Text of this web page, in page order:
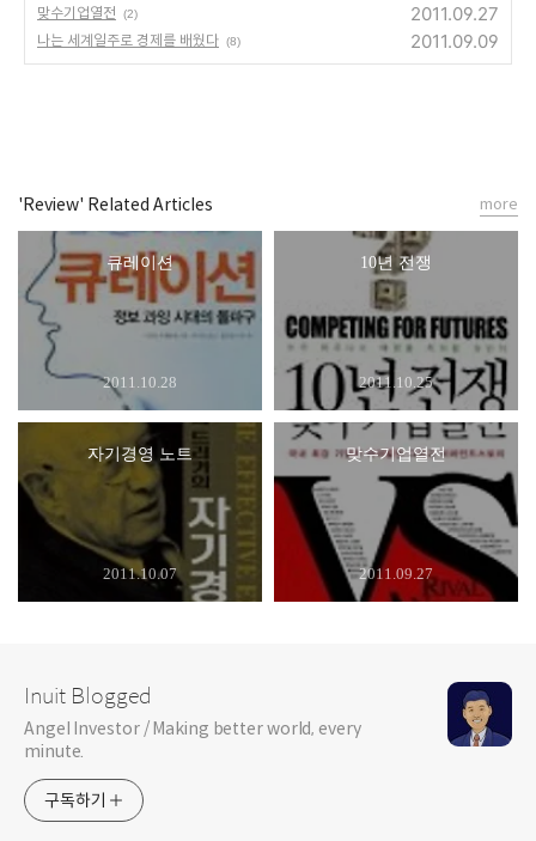
맞수기업열전 (2) 2011.09.27
나는 세계일주로 경제를 배웠다 (8) 2011.09.09
'Review' Related Articles
큐레이션
2011.10.28
10년 전쟁
2011.10.25
자기경영 노트
2011.10.07
맞수기업열전
2011.09.27
more
Inuit Blogged
Angel Investor / Making better world, every
minute.
구독하기